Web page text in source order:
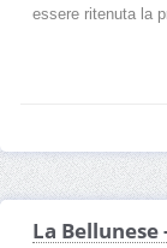
essere ritenuta la
La